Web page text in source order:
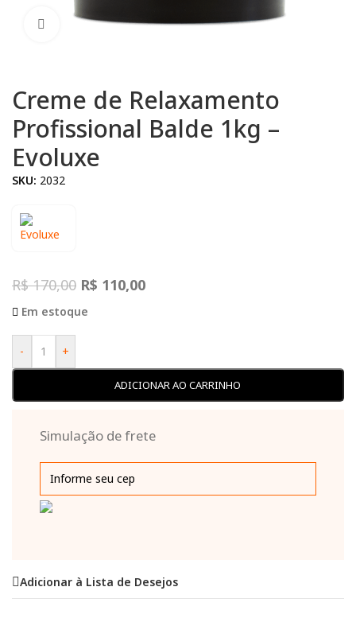
Clique para ampliar
Creme de Relaxamento
Profissional Balde 1kg –
Evoluxe
SKU: 2032
R$170,00 R$ 110,00
Em estoque
- +
ADICIONAR AO CARRINHO
Simulação de frete
Adicionar à Lista de Desejos